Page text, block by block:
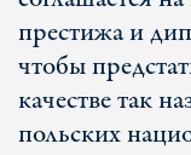
престижа и
чтобы
качестве так
польских